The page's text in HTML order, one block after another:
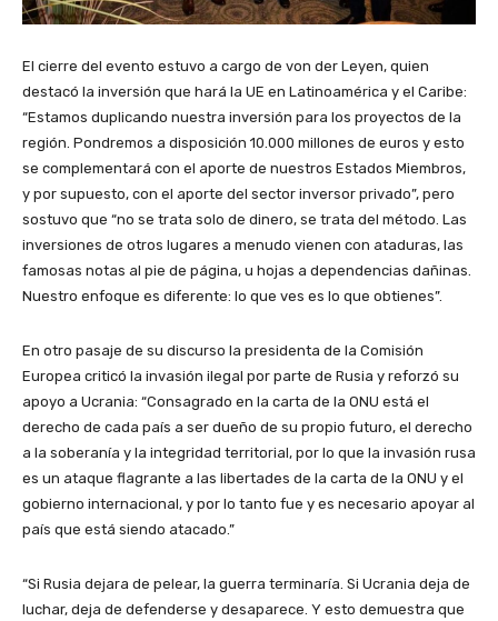
El cierre del evento estuvo a cargo de von der Leyen, quien
destacó la inversión que hará la UE en Latinoamérica y el Caribe:
“Estamos duplicando nuestra inversión para los proyectos de la
región. Pondremos a disposición 10.000 millones de euros y esto
se complementará con el aporte de nuestros Estados Miembros,
y por supuesto, con el aporte del sector inversor privado”, pero
sostuvo que “no se trata solo de dinero, se trata del método. Las
inversiones de otros lugares a menudo vienen con ataduras, las
famosas notas al pie de página, u hojas a dependencias dañinas.
Nuestro enfoque es diferente: lo que ves es lo que obtienes”.
En otro pasaje de su discurso la presidenta de la Comisión
Europea criticó la invasión ilegal por parte de Rusia y reforzó su
apoyo a Ucrania: “Consagrado en la carta de la ONU está el
derecho de cada país a ser dueño de su propio futuro, el derecho
a la soberanía y la integridad territorial, por lo que la invasión rusa
es un ataque flagrante a las libertades de la carta de la ONU y el
gobierno internacional, y por lo tanto fue y es necesario apoyar al
país que está siendo atacado.”
“Si Rusia dejara de pelear, la guerra terminaría. Si Ucrania deja de
luchar, deja de defenderse y desaparece. Y esto demuestra que